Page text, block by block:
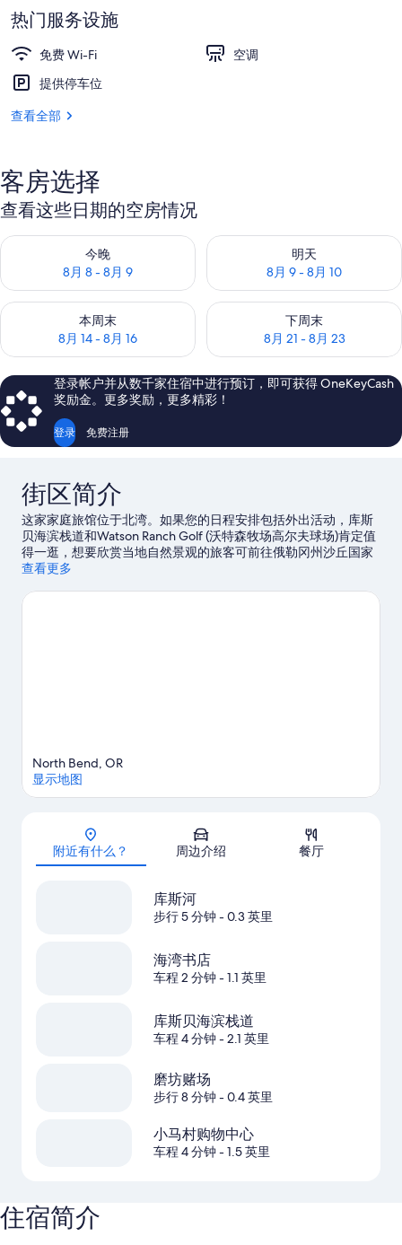
热门服务设施
免费 Wi-Fi
空调
提供停车位
查看全部
客房选择
查看这些日期的空房情况
今晚
8月 8 - 8月 9
查看今晚的空房情况：8月 8 - 8月 9
明天
8月 9 - 8月 10
查看明天的空房情况：8月 9 -
本周末
8月 14 - 8月 16
查看本周末的空房情况：8月 14 - 8月 16
下周末
8月 21 - 8月 23
查看下周末的空房情况：8月
登录帐户并从数千家住宿中进行预订，即可获得 OneKeyCash
奖励金。更多奖励，更多精彩！
登录 免费注册
街区简介
这家家庭旅馆位于北湾。如果您的日程安排包括外出活动，库斯
贝海滨栈道和Watson Ranch Golf (沃特森牧场高尔夫球场)肯定值
得一逛，想要欣赏当地自然景观的旅客可前往俄勒冈州沙丘国家
游乐区和日落湾州立公园。海湾书店和库斯历史与海事博物馆同
地区的水上游乐活动，或者选择徒步/骑行，体验优美的户外风
查看更多
地图
North Bend, OR
显示地图
附近有什么？ 周边介绍 餐厅
库斯河
步行 5 分钟- 0.3 英里
海湾书店
车程 2 分钟- 1.1 英里
库斯贝海滨栈道
车程 4 分钟- 2.1 英里
磨坊赌场
步行 8 分钟- 0.4 英里
小马村购物中心
车程 4 分钟- 1.5 英里
住宿简介